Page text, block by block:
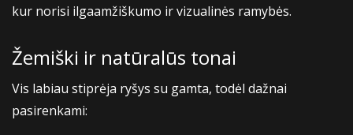
kur norisi ilgaamžiškumo ir vizualinės ramybės.
Žemiški ir natūralūs tonai
Vis labiau stiprėja ryšys su gamta, todėl dažnai
pasirenkami: